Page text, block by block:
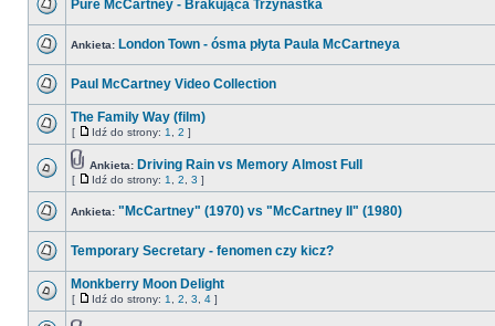
Pure McCartney - Brakująca Trzynastka
Ankieta: London Town - ósma płyta Paula McCartneya
Paul McCartney Video Collection
The Family Way (film)
[ Idź do strony: 1 2 ]
Ankieta: Driving Rain vs Memory Almost Full
[ Idź do strony: 1 2 3 ]
Ankieta: "McCartney" (1970) vs "McCartney II" (1980)
Temporary Secretary - fenomen czy kicz?
Monkberry Moon Delight
[ Idź do strony: 1 2 3 4 ]